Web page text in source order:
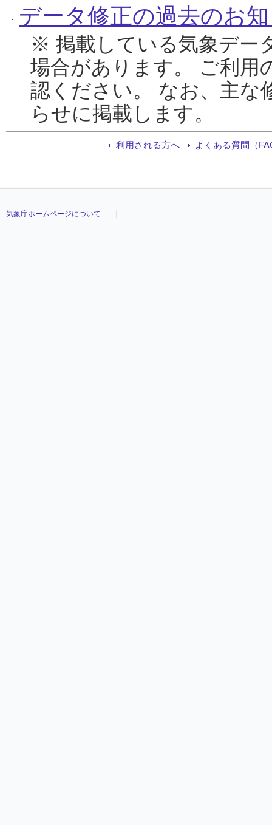
データ修正の過去のお
※ 掲載している気象デー
場合があります。 ご利用
認ください。 なお、主な
らせに掲載します。
利用される方へ よくある質問（
気象庁ホームページについて